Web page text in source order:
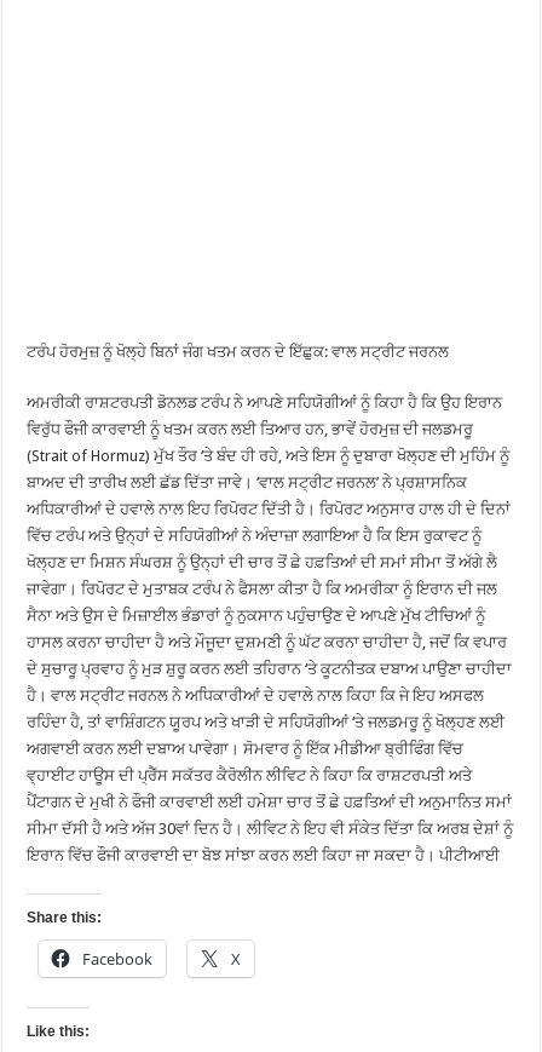
ਟਰੰਪ ਹੋਰਮੁਜ਼ ਨੂੰ ਖੋਲ੍ਹੇ ਬਿਨਾਂ ਜੰਗ ਖਤਮ ਕਰਨ ਦੇ ਇੱਛੁਕ: ਵਾਲ ਸਟ੍ਰੀਟ ਜਰਨਲ
ਅਮਰੀਕੀ ਰਾਸ਼ਟਰਪਤੀ ਡੋਨਲਡ ਟਰੰਪ ਨੇ ਆਪਣੇ ਸਹਿਯੋਗੀਆਂ ਨੂੰ ਕਿਹਾ ਹੈ ਕਿ ਉਹ ਇਰਾਨ
ਵਿਰੁੱਧ ਫੌਜੀ ਕਾਰਵਾਈ ਨੂੰ ਖਤਮ ਕਰਨ ਲਈ ਤਿਆਰ ਹਨ, ਭਾਵੇਂ ਹੋਰਮੁਜ਼ ਦੀ ਜਲਡਮਰੂ
(Strait of Hormuz) ਮੁੱਖ ਤੌਰ ‘ਤੇ ਬੰਦ ਹੀ ਰਹੇ, ਅਤੇ ਇਸ ਨੂੰ ਦੁਬਾਰਾ ਖੋਲ੍ਹਣ ਦੀ ਮੁਹਿੰਮ ਨੂੰ
ਬਾਅਦ ਦੀ ਤਾਰੀਖ ਲਈ ਛੱਡ ਦਿੱਤਾ ਜਾਵੇ। ‘ਵਾਲ ਸਟ੍ਰੀਟ ਜਰਨਲ’ ਨੇ ਪ੍ਰਸ਼ਾਸਨਿਕ
ਅਧਿਕਾਰੀਆਂ ਦੇ ਹਵਾਲੇ ਨਾਲ ਇਹ ਰਿਪੋਰਟ ਦਿੱਤੀ ਹੈ। ਰਿਪੋਰਟ ਅਨੁਸਾਰ ਹਾਲ ਹੀ ਦੇ ਦਿਨਾਂ
ਵਿੱਚ ਟਰੰਪ ਅਤੇ ਉਨ੍ਹਾਂ ਦੇ ਸਹਿਯੋਗੀਆਂ ਨੇ ਅੰਦਾਜ਼ਾ ਲਗਾਇਆ ਹੈ ਕਿ ਇਸ ਰੁਕਾਵਟ ਨੂੰ
ਖੋਲ੍ਹਣ ਦਾ ਮਿਸ਼ਨ ਸੰਘਰਸ਼ ਨੂੰ ਉਨ੍ਹਾਂ ਦੀ ਚਾਰ ਤੋਂ ਛੇ ਹਫ਼ਤਿਆਂ ਦੀ ਸਮਾਂ ਸੀਮਾ ਤੋਂ ਅੱਗੇ ਲੈ
ਜਾਵੇਗਾ। ਰਿਪੋਰਟ ਦੇ ਮੁਤਾਬਕ ਟਰੰਪ ਨੇ ਫੈਸਲਾ ਕੀਤਾ ਹੈ ਕਿ ਅਮਰੀਕਾ ਨੂੰ ਇਰਾਨ ਦੀ ਜਲ
ਸੈਨਾ ਅਤੇ ਉਸ ਦੇ ਮਿਜ਼ਾਈਲ ਭੰਡਾਰਾਂ ਨੂੰ ਨੁਕਸਾਨ ਪਹੁੰਚਾਉਣ ਦੇ ਆਪਣੇ ਮੁੱਖ ਟੀਚਿਆਂ ਨੂੰ
ਹਾਸਲ ਕਰਨਾ ਚਾਹੀਦਾ ਹੈ ਅਤੇ ਮੌਜੂਦਾ ਦੁਸ਼ਮਣੀ ਨੂੰ ਘੱਟ ਕਰਨਾ ਚਾਹੀਦਾ ਹੈ, ਜਦੋਂ ਕਿ ਵਪਾਰ
ਦੇ ਸੁਚਾਰੂ ਪ੍ਰਵਾਹ ਨੂੰ ਮੁੜ ਸ਼ੁਰੂ ਕਰਨ ਲਈ ਤਹਿਰਾਨ ‘ਤੇ ਕੂਟਨੀਤਕ ਦਬਾਅ ਪਾਉਣਾ ਚਾਹੀਦਾ
ਹੈ। ਵਾਲ ਸਟ੍ਰੀਟ ਜਰਨਲ ਨੇ ਅਧਿਕਾਰੀਆਂ ਦੇ ਹਵਾਲੇ ਨਾਲ ਕਿਹਾ ਕਿ ਜੇ ਇਹ ਅਸਫਲ
ਰਹਿੰਦਾ ਹੈ, ਤਾਂ ਵਾਸ਼ਿੰਗਟਨ ਯੂਰਪ ਅਤੇ ਖਾੜੀ ਦੇ ਸਹਿਯੋਗੀਆਂ ‘ਤੇ ਜਲਡਮਰੂ ਨੂੰ ਖੋਲ੍ਹਣ ਲਈ
ਅਗਵਾਈ ਕਰਨ ਲਈ ਦਬਾਅ ਪਾਵੇਗਾ। ਸੋਮਵਾਰ ਨੂੰ ਇੱਕ ਮੀਡੀਆ ਬ੍ਰੀਫਿੰਗ ਵਿੱਚ
ਵ੍ਹਾਈਟ ਹਾਊਸ ਦੀ ਪ੍ਰੈੱਸ ਸਕੱਤਰ ਕੈਰੋਲੀਨ ਲੀਵਿਟ ਨੇ ਕਿਹਾ ਕਿ ਰਾਸ਼ਟਰਪਤੀ ਅਤੇ
ਪੈਂਟਾਗਨ ਦੇ ਮੁਖੀ ਨੇ ਫੌਜੀ ਕਾਰਵਾਈ ਲਈ ਹਮੇਸ਼ਾ ਚਾਰ ਤੋਂ ਛੇ ਹਫ਼ਤਿਆਂ ਦੀ ਅਨੁਮਾਨਿਤ ਸਮਾਂ
ਸੀਮਾ ਦੱਸੀ ਹੈ ਅਤੇ ਅੱਜ 30ਵਾਂ ਦਿਨ ਹੈ। ਲੀਵਿਟ ਨੇ ਇਹ ਵੀ ਸੰਕੇਤ ਦਿੱਤਾ ਕਿ ਅਰਬ ਦੇਸ਼ਾਂ ਨੂੰ
ਇਰਾਨ ਵਿੱਚ ਫੌਜੀ ਕਾਰਵਾਈ ਦਾ ਬੋਝ ਸਾਂਝਾ ਕਰਨ ਲਈ ਕਿਹਾ ਜਾ ਸਕਦਾ ਹੈ। ਪੀਟੀਆਈ
Share this:
Facebook X
Like this: